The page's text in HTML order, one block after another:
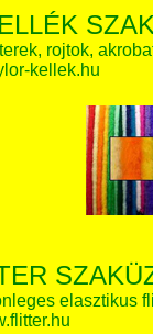
rojtok,
kellek.hu
elasztikus